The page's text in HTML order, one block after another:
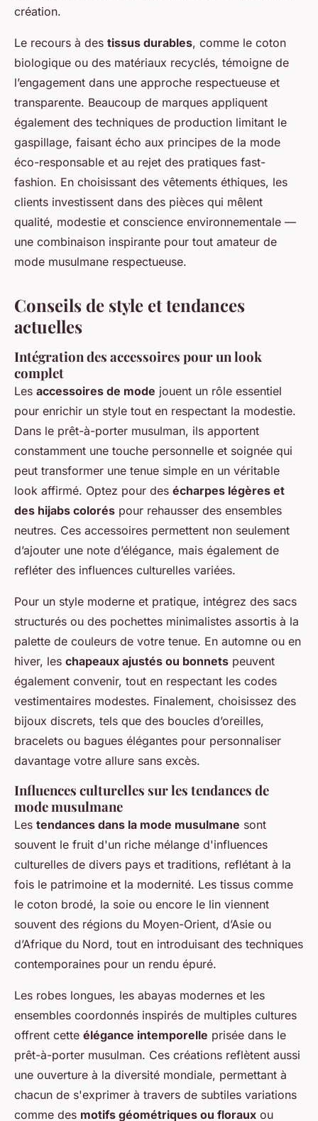
création.
Le recours à des tissus durables, comme le coton
biologique ou des matériaux recyclés, témoigne de
l’engagement dans une approche respectueuse et
transparente. Beaucoup de marques appliquent
également des techniques de production limitant le
gaspillage, faisant écho aux principes de la mode
éco-responsable et au rejet des pratiques fast-
fashion. En choisissant des vêtements éthiques, les
clients investissent dans des pièces qui mêlent
qualité, modestie et conscience environnementale —
une combinaison inspirante pour tout amateur de
mode musulmane respectueuse.
Conseils de style et tendances
actuelles
Intégration des accessoires pour un look
complet
Les accessoires de mode jouent un rôle essentiel
pour enrichir un style tout en respectant la modestie.
Dans le prêt-à-porter musulman, ils apportent
constamment une touche personnelle et soignée qui
peut transformer une tenue simple en un véritable
look affirmé. Optez pour des écharpes légères et
des hijabs colorés pour rehausser des ensembles
neutres. Ces accessoires permettent non seulement
d’ajouter une note d’élégance, mais également de
refléter des influences culturelles variées.
Pour un style moderne et pratique, intégrez des sacs
structurés ou des pochettes minimalistes assortis à la
palette de couleurs de votre tenue. En automne ou en
hiver, les chapeaux ajustés ou bonnets peuvent
également convenir, tout en respectant les codes
vestimentaires modestes. Finalement, choisissez des
bijoux discrets, tels que des boucles d’oreilles,
bracelets ou bagues élégantes pour personnaliser
davantage votre allure sans excès.
Influences culturelles sur les tendances de
mode musulmane
Les tendances dans la mode musulmane sont
souvent le fruit d'un riche mélange d'influences
culturelles de divers pays et traditions, reflétant à la
fois le patrimoine et la modernité. Les tissus comme
le coton brodé, la soie ou encore le lin viennent
souvent des régions du Moyen-Orient, d’Asie ou
d’Afrique du Nord, tout en introduisant des techniques
contemporaines pour un rendu épuré.
Les robes longues, les abayas modernes et les
ensembles coordonnés inspirés de multiples cultures
offrent cette élégance intemporelle prisée dans le
prêt-à-porter musulman. Ces créations reflètent aussi
une ouverture à la diversité mondiale, permettant à
chacun de s'exprimer à travers de subtiles variations
comme des motifs géométriques ou floraux ou